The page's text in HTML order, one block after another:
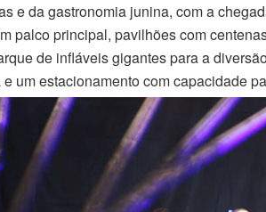
e da gastronomia junina, com a
palco principal, pavilhões com
de infláveis gigantes para a
um estacionamento com capacidade